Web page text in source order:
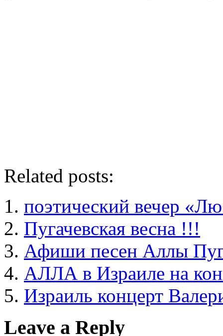
Related posts:
поэтический вечер
Пугачевская весна !!!
Афиши песен Аллы
АЛЛА в Израиле на
Израиль концерт
Leave a Reply